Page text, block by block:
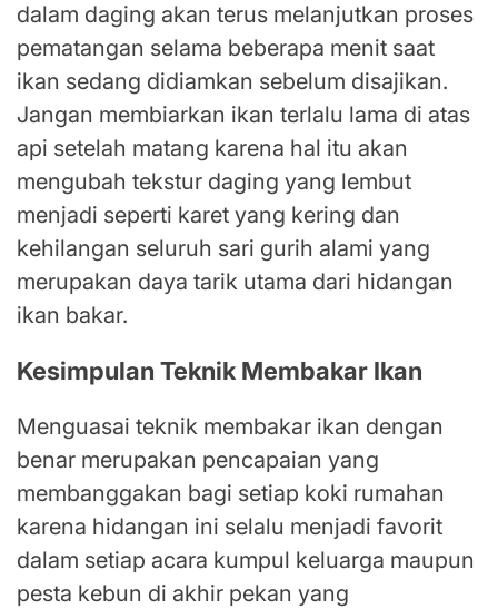
dalam daging akan terus melanjutkan proses
pematangan selama beberapa menit saat
ikan sedang didiamkan sebelum disajikan.
Jangan membiarkan ikan terlalu lama di atas
api setelah matang karena hal itu akan
mengubah tekstur daging yang lembut
menjadi seperti karet yang kering dan
kehilangan seluruh sari gurih alami yang
merupakan daya tarik utama dari hidangan
ikan bakar.
Kesimpulan Teknik Membakar Ikan
Menguasai teknik membakar ikan dengan
benar merupakan pencapaian yang
membanggakan bagi setiap koki rumahan
karena hidangan ini selalu menjadi favorit
dalam setiap acara kumpul keluarga maupun
pesta kebun di akhir pekan yang